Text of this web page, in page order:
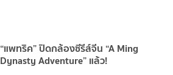
“แพทริค” ปิดกล้องซีรีส์จีน “A Ming
Dynasty Adventure” แล้ว!